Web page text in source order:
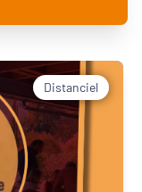
Distanciel